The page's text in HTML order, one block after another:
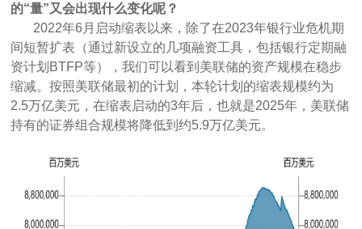
的“量”又会出现什么变化呢？
2022年6月启动缩表以来，除了在2023年银行业危机期
间短暂扩表（通过新设立的几项融资工具，包括银行定期融
资计划BTFP等），我们可以看到美联储的资产规模在稳步
缩减。按照美联储最初的计划，本轮计划的缩表规模约为
2.5万亿美元，在缩表启动的3年后，也就是2025年，美联储
持有的证券组合规模将降低到约5.9万亿美元。